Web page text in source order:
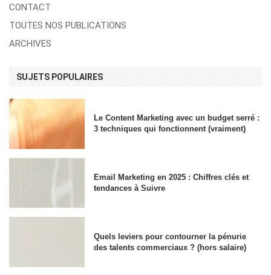
CONTACT
TOUTES NOS PUBLICATIONS
ARCHIVES
SUJETS POPULAIRES
Le Content Marketing avec un budget serré :
3 techniques qui fonctionnent (vraiment)
Email Marketing en 2025 : Chiffres clés et
tendances à Suivre
Quels leviers pour contourner la pénurie
des talents commerciaux ? (hors salaire)